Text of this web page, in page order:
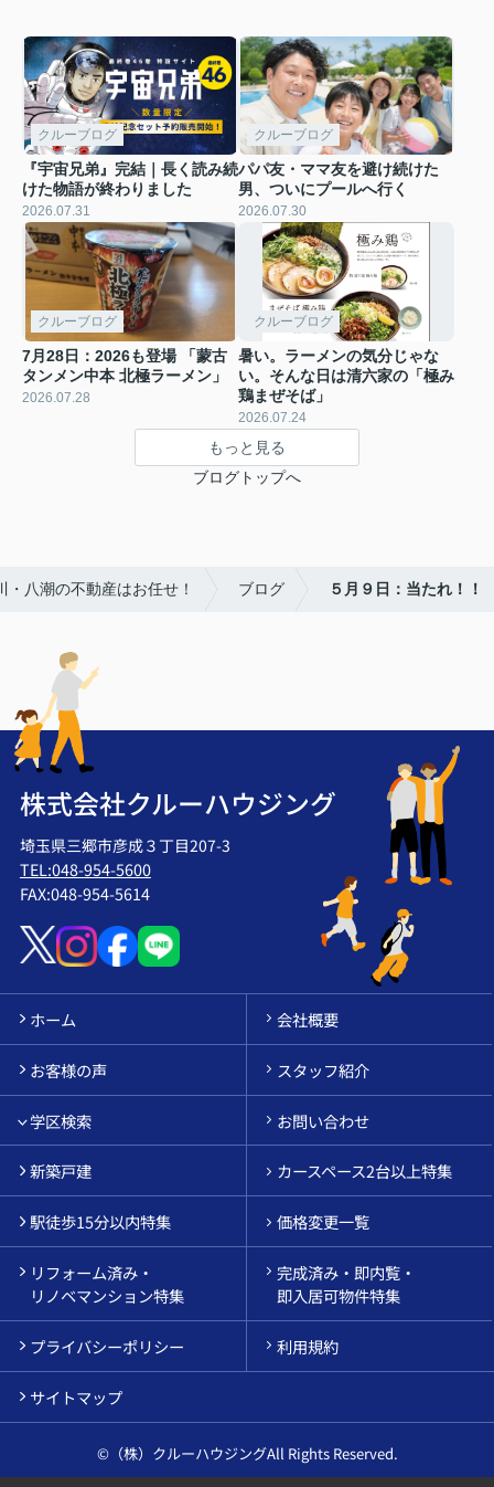
クルーブログ
『宇宙兄弟』完結｜長く読み続
けた物語が終わりました
2026.07.31
クルーブログ
パパ友・ママ友を避け続けた
男、ついにプールへ行く
2026.07.30
クルーブログ
7月28日：2026も登場 「蒙古
タンメン中本 北極ラーメン」
2026.07.28
クルーブログ
暑い。ラーメンの気分じゃな
い。そんな日は清六家の「極み
鶏まぜそば」
2026.07.24
もっと見る
ブログトップへ
八潮の不動産はお任せ！ ブログ ５月９日：当たれ！！
株式会社クルーハウジング
埼玉県三郷市彦成３丁目207-3
TEL:048-954-5600
FAX:048-954-5614
ホーム 会社概要
お客様の声 スタッフ紹介
学区検索 お問い合わせ
新築戸建 カースペース2台以上特集
駅徒歩15分以内特集 価格変更一覧
リフォーム済み・
リノベマンション特集
完成済み・即内覧・
即入居可物件特集
プライバシーポリシー 利用規約
サイトマップ
©（株）クルーハウジングAll Rights Reserved.